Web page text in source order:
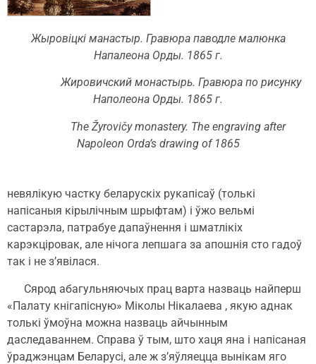
Жыровіцкі манастыр. Гравюра паводле малюнка
Напалеона Орды. 1865 г.
Жировичский монастырь. Гравюра по рисунку
Наполеона Орды. 1865 г.
The Žyrovičy monastery. The engraving after
Napoleon Orda’s drawing of 1865
невялікую частку беларускіх рукапісаў (толькі
напісаныя кірылічным шрыфтам) і ўжо вельмі
састарэла, патрабуе дапаўнення і шматлікіх
карэкціровак, але нічога лепшага за апошнія сто гадоў
так і не з’явілася.
Сярод абагульняючых прац варта назваць найперш
«Палату кнігапісную» Міколы Нікалаева , якую аднак
толькі ўмоўна можна назваць айчынным
даследаваннем. Справа ў тым, што хаця яна і напісаная
ўраджэнцам Беларусі, але ж з’яўляецца вынікам яго